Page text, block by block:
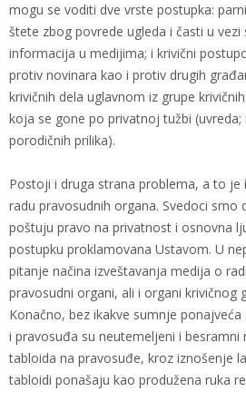
mogu se voditi dve vrste postupka:
štete zbog povrede ugleda i časti u
informacija u medijima; i krivični
protiv novinara kao i protiv drugih
krivičnih dela uglavnom iz grupe
koja se gone po privatnoj tužbi (uvreda;
porodičnih prilika).
Postoji i druga strana problema, a to je
radu pravosudnih organa. Svedoci smo
poštuju pravo na privatnost i osnovna
postupku proklamovana Ustavom. U
pitanje načina izveštavanja medija o
pravosudni organi, ali i organi krivičnog
Konačno, bez ikakve sumnje
i pravosuđa su neutemeljeni i besramni
tabloida na pravosuđe, kroz iznošenje
tabloidi ponašaju kao produžena ruka